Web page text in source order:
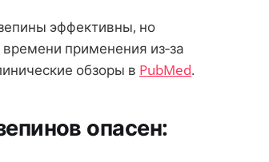
эффективны, но
применения из‑за
обзоры в PubMed.
опасен: